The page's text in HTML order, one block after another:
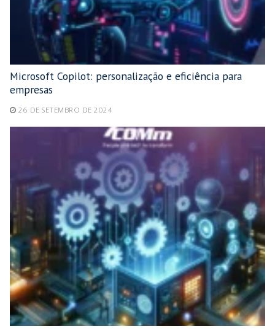
Microsoft Copilot: personalização e eficiência para
empresas
26 DE SETEMBRO DE 2024